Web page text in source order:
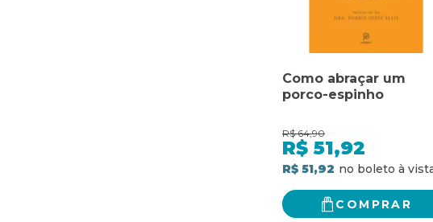
Como abraçar um
porco-espinho
R$ 64,90
R$ 51,92
R$ 51,92
COMPRAR